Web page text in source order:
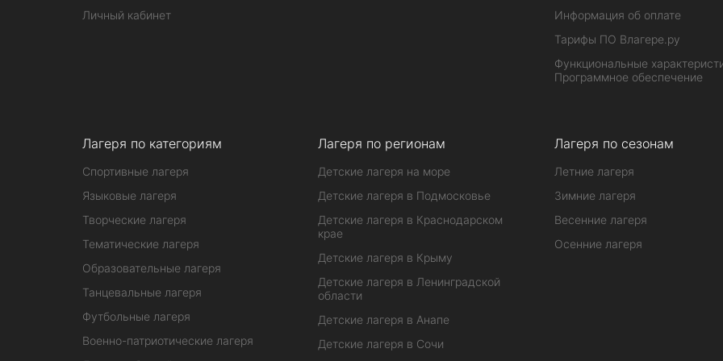
Личный кабинет
Информация об оплате
Тарифы ПО Влагере.ру
Функциональные
Программное обеспечение
Лагеря по категориям
Спортивные лагеря
Языковые лагеря
Творческие лагеря
Тематические лагеря
Образовательные лагеря
Танцевальные лагеря
Футбольные лагеря
Военно-патриотические лагеря
Лагеря по регионам
Детские лагеря на море
Детские лагеря в Подмосковье
Детские лагеря в Краснодарском
крае
Детские лагеря в Крыму
Детские лагеря в Ленинградской
области
Детские лагеря в Анапе
Детские лагеря в Сочи
Лагеря по сезонам
Летние лагеря
Зимние лагеря
Весенние лагеря
Осенние лагеря